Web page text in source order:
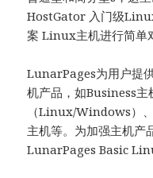
HostGator 入门级
案 Linux主机进行简单
LunarPages为用户提
机产品，如Business主
（Linux/Windows）
主机等。为加强主机产
LunarPages Basic